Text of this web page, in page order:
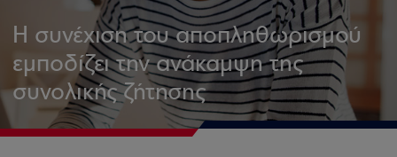
Η συνέχιση του αποπληθωρισμού
εμποδίζει την ανάκαμψη της
συνολικής ζήτησης